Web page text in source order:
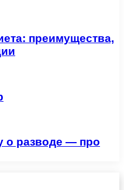
преимущества,
о разводе — про